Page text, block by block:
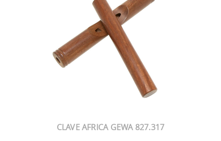
CLAVE AFRICA GEWA 827.317